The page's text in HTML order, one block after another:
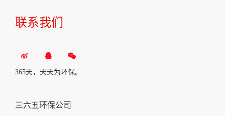
联系我们
365天，天天为环保。
三六五环保公司